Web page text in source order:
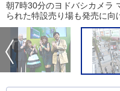
朝7時30分のヨドバシカメラ
られた特設売り場も発売に向